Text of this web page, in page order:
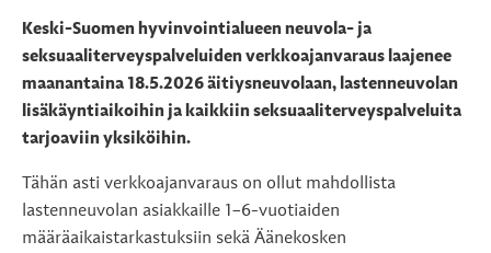
Keski-Suomen hyvinvointialueen neuvola- ja
seksuaaliterveyspalveluiden verkkoajanvaraus laajenee
maanantaina 18.5.2026 äitiysneuvolaan, lastenneuvolan
lisäkäyntiaikoihin ja kaikkiin seksuaaliterveyspalveluita
tarjoaviin yksiköihin.
Tähän asti verkkoajanvaraus on ollut mahdollista
lastenneuvolan asiakkaille 1–6-vuotiaiden
määräaikaistarkastuksiin sekä Äänekosken